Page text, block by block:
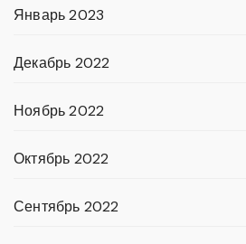
Январь 2023
Декабрь 2022
Ноябрь 2022
Октябрь 2022
Сентябрь 2022